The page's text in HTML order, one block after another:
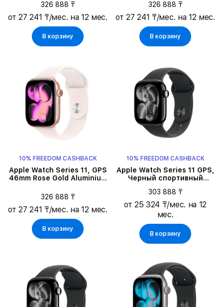
Space Grey Aluminium
326 888 ₸
от 27 241 ₸/мес. на 12 мес.
В корзину
326 888 ₸
от 27 241 ₸/мес. на 12 мес.
В корзину
10% FREEDOM CASHBACK
Apple Watch Series 11, GPS
46mm Rose Gold Aluminium
Band - M/L
326 888 ₸
от 27 241 ₸/мес. на 12 мес.
В корзину
10% FREEDOM CASHBACK
Apple Watch Series 11 GPS,
Черный спортивный
Black Aluminium
303 888 ₸
от 25 324 ₸/мес. на 12
мес.
В корзину